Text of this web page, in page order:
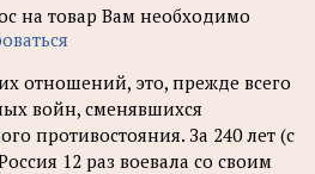
на товар Вам необходимо
отношений, это, прежде всего
войн, сменявшихся
противостояния. За 240 лет (с
12 раз воевала со своим